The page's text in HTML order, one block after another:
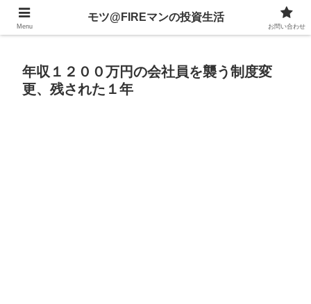
不動産、投資信託、暗号資産、株式、等々への投資について
年収１２００万円の会社員を襲う制度変
更、残された１年
Menu
モツ@FIREマンの投資生活
お問い合わせ